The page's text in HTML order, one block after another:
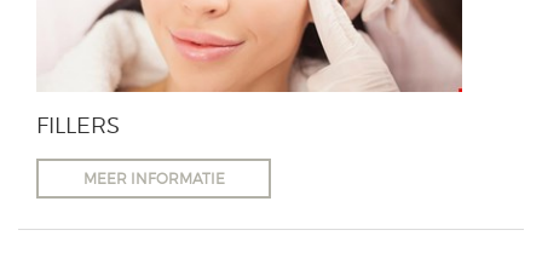
FILLERS
MEER INFORMATIE